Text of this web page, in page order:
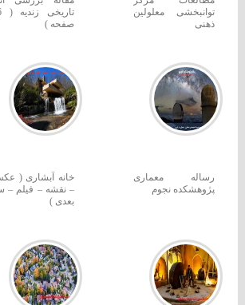
توانبخشی معلولین
ذهنی
صفحه )
رساله معماری
پژوهشکده نجوم
خانه آبشاری (
– نقشه – فیلم –
بعدی )